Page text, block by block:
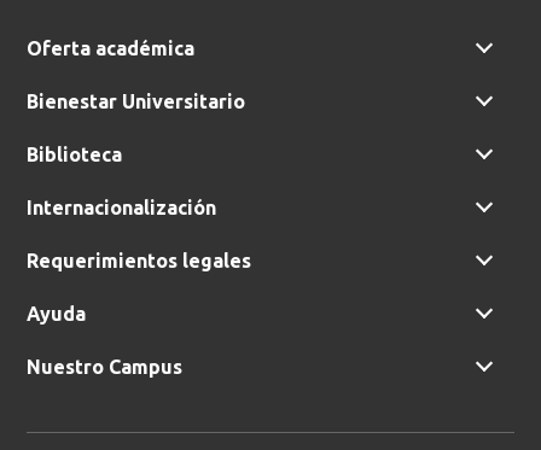
Oferta académica
Bienestar Universitario
Biblioteca
Internacionalización
Requerimientos legales
Ayuda
Nuestro Campus